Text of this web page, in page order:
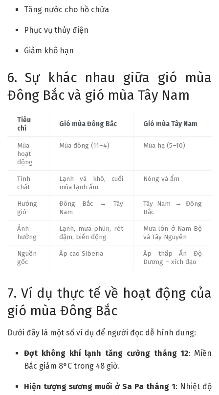
Tăng nước cho hồ chứa
Phục vụ thủy điện
Giảm khô hạn
6. Sự khác nhau giữa gió mùa
Đông Bắc và gió mùa Tây Nam
Tiêu
chí
Gió mùa Đông Bắc Gió mùa Tây Nam
Mùa
hoạt
động
Mùa đông (11–4) Mùa hạ (5–10)
Tính
chất
Lạnh và khô, cuối
mùa lạnh ẩm
Nóng và ẩm
Hướng
gió
Đông Bắc → Tây
Nam
Tây Nam → Đông
Bắc
Ảnh
hưởng
Lạnh, mưa phùn, rét
đậm, biển động
Mưa lớn ở Nam Bộ
và Tây Nguyên
Nguồn
gốc
Áp cao Siberia
Áp thấp Ấn Độ
Dương – xích đạo
7. Ví dụ thực tế về hoạt động của
gió mùa Đông Bắc
Dưới đây là một số ví dụ để người đọc dễ hình dung:
Đợt không khí lạnh tăng cường tháng 12: Miền
Bắc giảm 8°C trong 48 giờ.
Hiện tượng sương muối ở Sa Pa tháng 1: Nhiệt độ